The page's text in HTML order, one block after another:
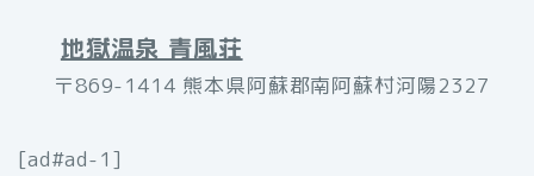
地獄温泉 青風荘
〒869-1414 熊本県阿蘇郡南阿蘇村河陽2327
[ad#ad-1]